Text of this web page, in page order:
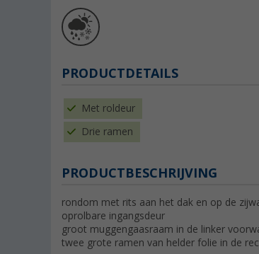
PRODUCTDETAILS
Met roldeur
Drie ramen
PRODUCTBESCHRIJVING
rondom met rits aan het dak en op de
oprolbare ingangsdeur
groot muggengaasraam in de linker
twee grote ramen van helder folie in de